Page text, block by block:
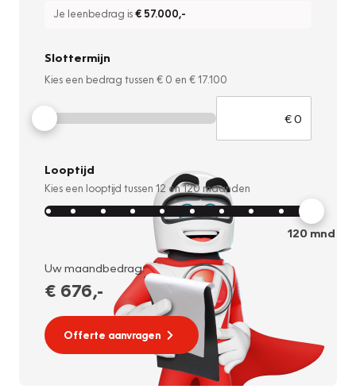
Je leenbedrag is€ 57.000,-
Slottermijn
Kies een bedrag tussen € 0 en € 17.100
Looptijd
Kies een looptijd tussen 12 en120 maanden
120mnd
Uw maandbedrag:
€ 676,-
Offerte aanvragen